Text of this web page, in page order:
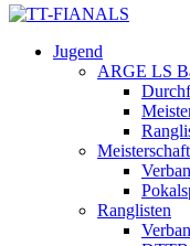
Jugend
ARGE LS
Ranglisten